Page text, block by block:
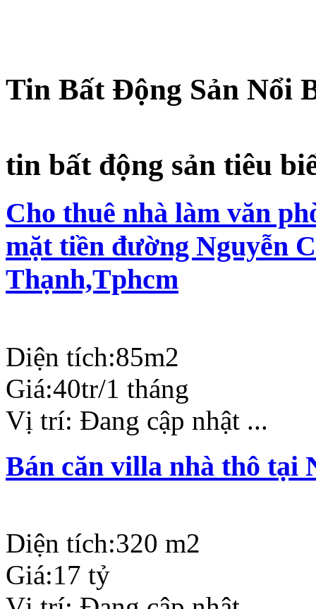
Tin Bất Động Sản Nổi
tin bất động sản tiêu
Cho thuê nhà làm văn
mặt tiền đường Nguyễn
Thạnh,Tphcm
Diện tích:85m2
Giá:40tr/1 tháng
Vị trí: Đang cập nhật ...
Bán căn villa nhà thô tại
Diện tích:320 m2
Giá:17 tỷ